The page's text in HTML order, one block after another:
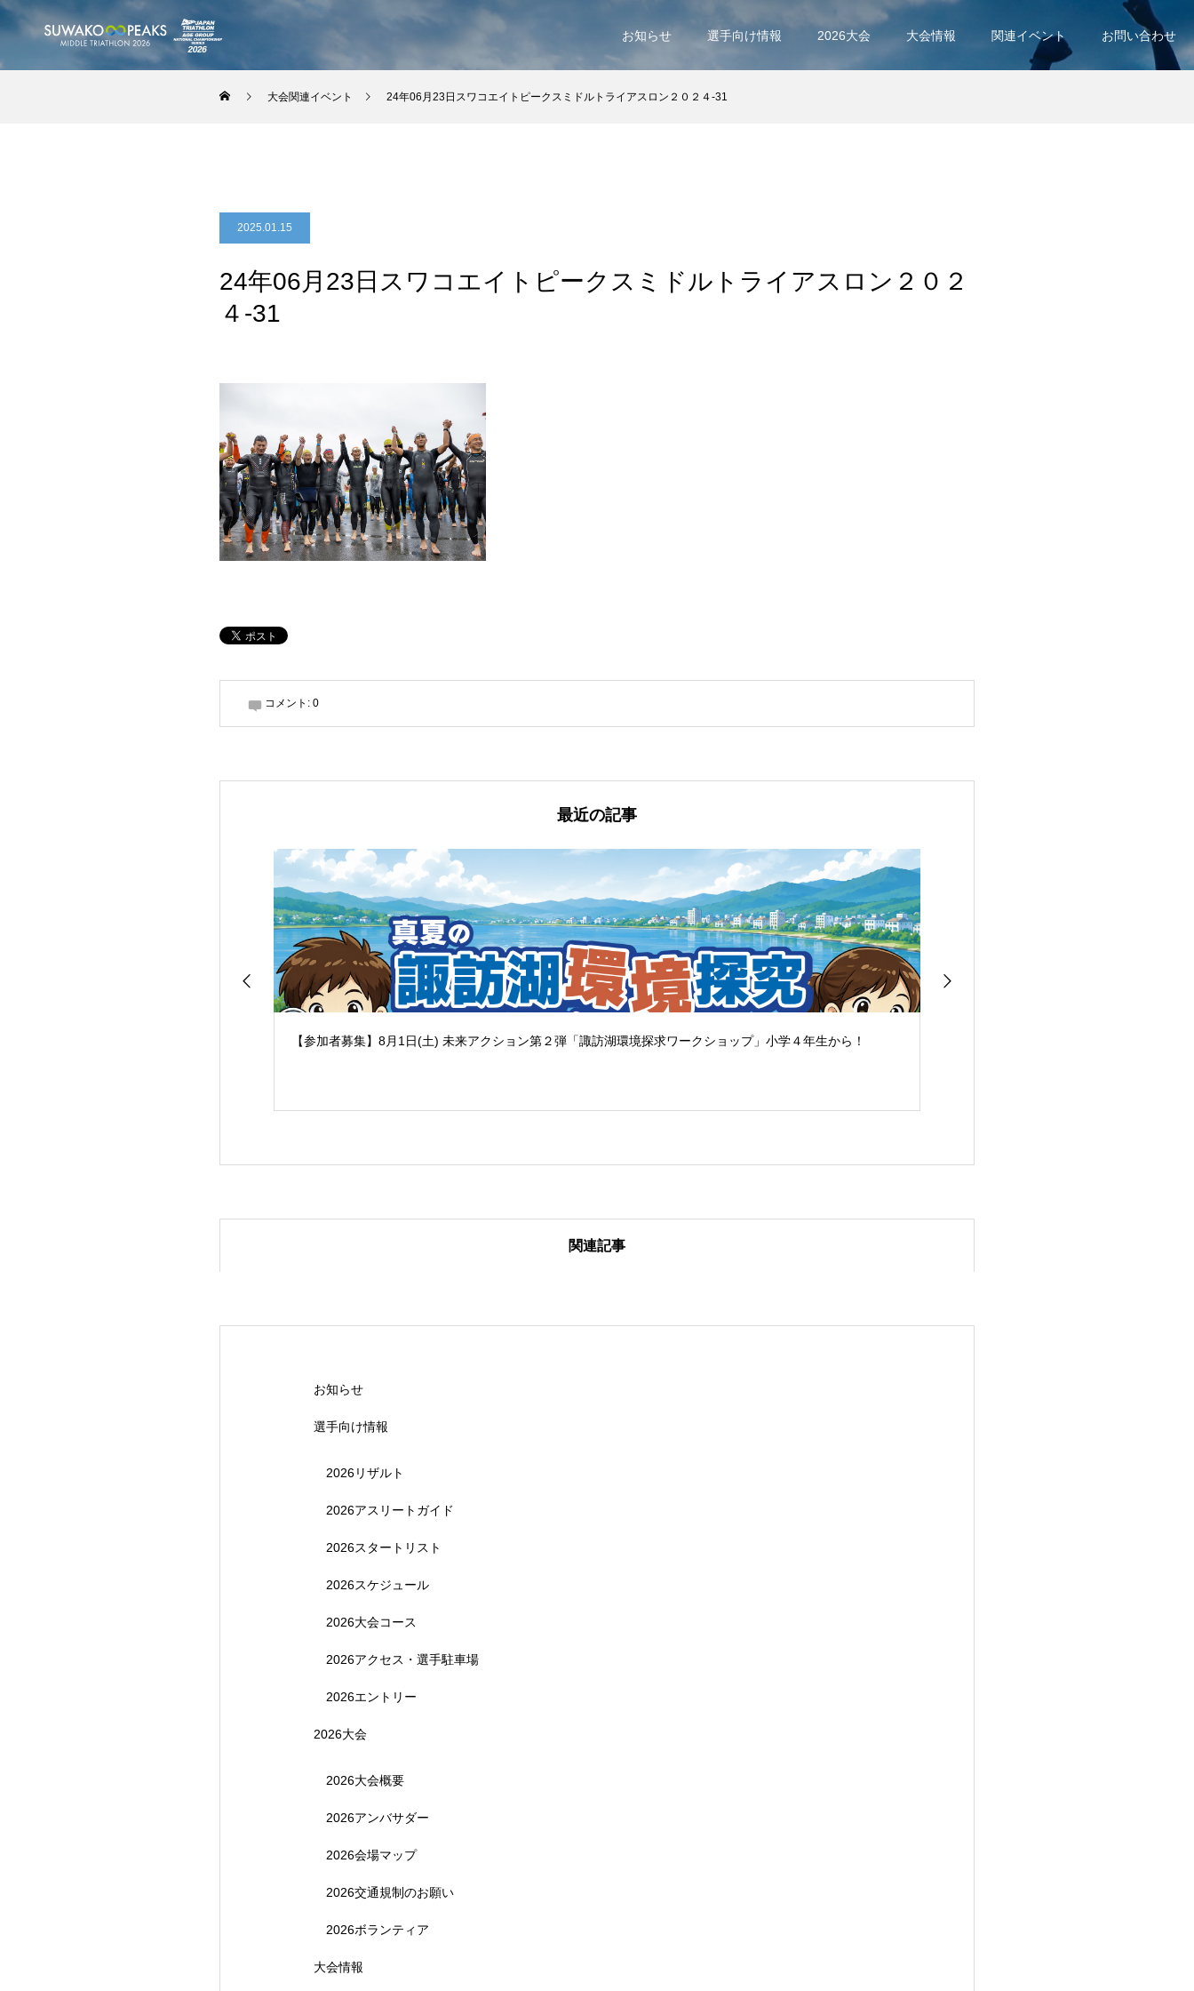
お知らせ 選手向け情報 2026大会 大会情報 関連イベント お問い合わせ
大会関連イベント 24年06月23日スワコエイトピークスミドルトライアスロン２０２４-31
2025.01.15
24年06月23日スワコエイトピークスミドルトライアスロン２０２
４-31
コメント: 0
最近の記事
【参加者募集】8月1日(土) 未来アクション第２弾「諏訪湖環境探求ワークショップ」小学４年生から！
【受付終了】参加費無料! 5月6日(祝) 「小学生ラン教室」
関連記事
お知らせ
選手向け情報
2026リザルト
2026アスリートガイド
2026スタートリスト
2026スケジュール
2026大会コース
2026アクセス・選手駐車場
2026エントリー
2026大会
2026大会概要
2026アンバサダー
2026会場マップ
2026交通規制のお願い
2026ボランティア
大会情報